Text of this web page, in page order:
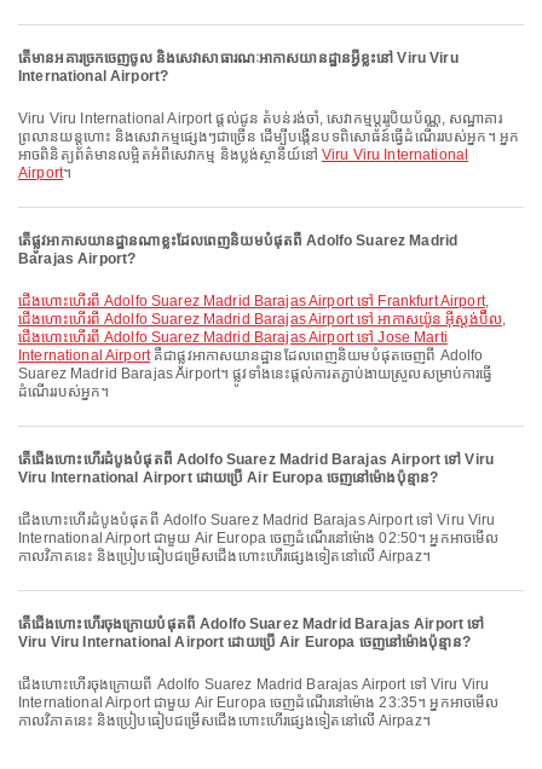
តើមានអគារច្រកចេញចូល និងសេវាសាធារណៈអាកាសយានដ្ឋានអ្វីខ្លះនៅ Viru Viru
International Airport?
Viru Viru International Airport ផ្តល់ជូន តំបន់រង់ចាំ, សេវាកម្មប្តូររូបិយប័ណ្ណ, សណ្ឋាគារ
ព្រលានយន្តហោះ និងសេវាកម្មផ្សេងៗជាច្រើន ដើម្បីបង្កើនបទពិសោធន៍ធ្វើដំណើររបស់អ្នក។ អ្នក
អាចពិនិត្យព័ត៌មានលម្អិតអំពីសេវាកម្ម និងប្លង់ស្ថានីយ៍នៅ Viru Viru International
Airport។
តើផ្លូវអាកាសយានដ្ឋានណាខ្លះដែលពេញនិយមបំផុតពី Adolfo Suarez Madrid
Barajas Airport?
ជើងហោះហើរពី Adolfo Suarez Madrid Barajas Airport ទៅ Frankfurt Airport,
ជើងហោះហើរពី Adolfo Suarez Madrid Barajas Airport ទៅ អាកាសយ៉ូន អ៊ីស្តង់ប៊ឺល,
ជើងហោះហើរពី Adolfo Suarez Madrid Barajas Airport ទៅ Jose Marti
International Airportគឺជាផ្លូវអាកាសយានដ្ឋានដែលពេញនិយមបំផុតចេញពី Adolfo
Suarez Madrid Barajas Airport។ ផ្លូវទាំងនេះផ្តល់ការតភ្ជាប់ងាយស្រួលសម្រាប់ការធ្វើ
ដំណើររបស់អ្នក។
តើជើងហោះហើរដំបូងបំផុតពី Adolfo Suarez Madrid Barajas Airport ទៅ Viru
Viru International Airport ដោយប្រើ Air Europa ចេញនៅម៉ោងប៉ុន្មាន?
ជើងហោះហើរដំបូងបំផុតពី Adolfo Suarez Madrid Barajas Airport ទៅ Viru Viru
International Airport ជាមួយ Air Europa ចេញដំណើរនៅម៉ោង 02:50។ អ្នកអាចមើល
កាលវិភាគនេះ និងប្រៀបធៀបជម្រើសជើងហោះហើរផ្សេងទៀតនៅលើ Airpaz។
តើជើងហោះហើរចុងក្រោយបំផុតពី Adolfo Suarez Madrid Barajas Airport ទៅ
Viru Viru International Airport ដោយប្រើ Air Europa ចេញនៅម៉ោងប៉ុន្មាន?
ជើងហោះហើរចុងក្រោយពី Adolfo Suarez Madrid Barajas Airport ទៅ Viru Viru
International Airport ជាមួយ Air Europa ចេញដំណើរនៅម៉ោង 23:35។ អ្នកអាចមើល
កាលវិភាគនេះ និងប្រៀបធៀបជម្រើសជើងហោះហើរផ្សេងទៀតនៅលើ Airpaz។